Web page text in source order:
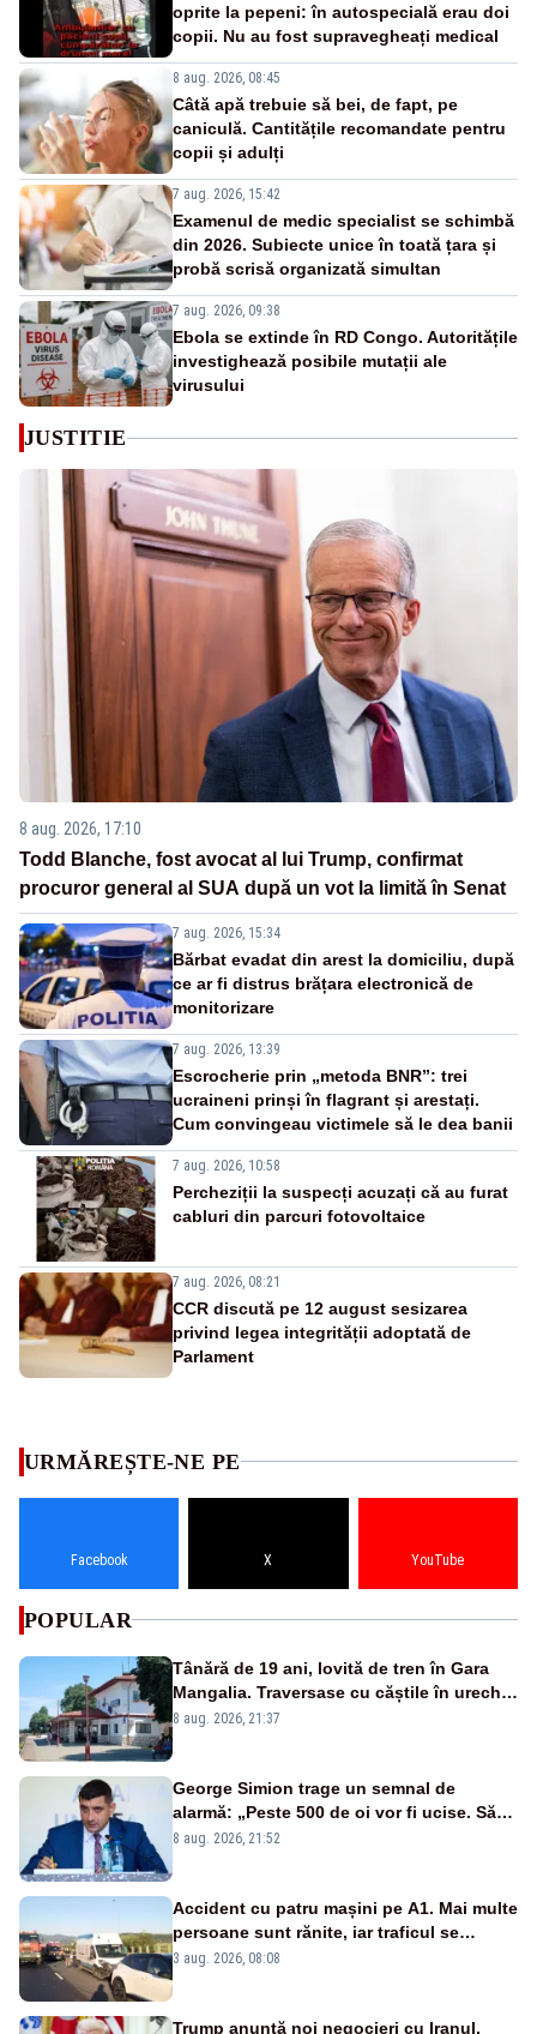
oprite la pepeni: în autospecială erau doi
copii. Nu au fost supravegheați medical
8 aug. 2026, 08:45
Câtă apă trebuie să bei, de fapt, pe
caniculă. Cantitățile recomandate pentru
copii și adulți
7 aug. 2026, 15:42
Examenul de medic specialist se schimbă
din 2026. Subiecte unice în toată țara și
probă scrisă organizată simultan
7 aug. 2026, 09:38
Ebola se extinde în RD Congo. Autoritățile
investighează posibile mutații ale
virusului
JUSTITIE
8 aug. 2026, 17:10
Todd Blanche, fost avocat al lui Trump, confirmat
procuror general al SUA după un vot la limită în Senat
7 aug. 2026, 15:34
Bărbat evadat din arest la domiciliu, după
ce ar fi distrus brățara electronică de
monitorizare
7 aug. 2026, 13:39
Escrocherie prin „metoda BNR”: trei
ucraineni prinși în flagrant și arestați.
Cum convingeau victimele să le dea banii
7 aug. 2026, 10:58
Percheziții la suspecți acuzați că au furat
cabluri din parcuri fotovoltaice
7 aug. 2026, 08:21
CCR discută pe 12 august sesizarea
privind legea integrității adoptată de
Parlament
URMĂREȘTE-NE PE
Facebook X YouTube
POPULAR
Tânără de 19 ani, lovită de tren în Gara
Mangalia. Traversase cu căștile în urechi
liniile printr-un loc nepermis
8 aug. 2026, 21:37
George Simion trage un semnal de
alarmă: „Peste 500 de oi vor fi ucise. Să
vedem dacă ciobanii vor fi despăgubiți”
8 aug. 2026, 21:52
Accident cu patru mașini pe A1. Mai multe
persoane sunt rănite, iar traficul se
desfășoară pe o singură bandă
3 aug. 2026, 08:08
Trump anunță noi negocieri cu Iranul,